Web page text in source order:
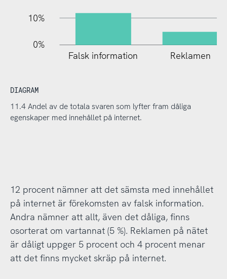
10%
0%
Falsk information Reklamen
DIAGRAM
11.4 Andel av de totala svaren som lyfter fram dåliga
egenskaper med innehållet på internet.
12 procent nämner att det sämsta med innehållet
på internet är förekomsten av falsk information.
Andra nämner att allt, även det dåliga, finns
osorterat om vartannat (5 %). Reklamen på nätet
är dåligt uppger 5 procent och 4 procent menar
att det finns mycket skräp på internet.